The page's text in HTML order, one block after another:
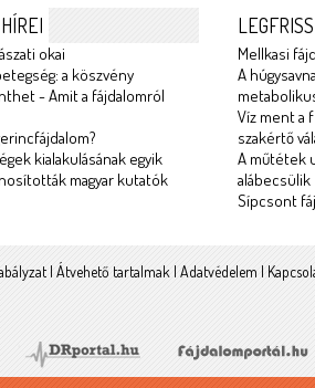
okai
a köszvény
- Amit a fájdalomról
kialakulásának egyik
magyar kutatók
Mellkasi
A
Víz ment a
szakértő
A műtétek
alábecsülik
Sípcsont
| Átvehető tartalmak | Adatvédelem |